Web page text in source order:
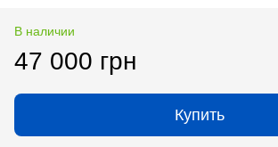
В наличии
47 000 грн
Купить